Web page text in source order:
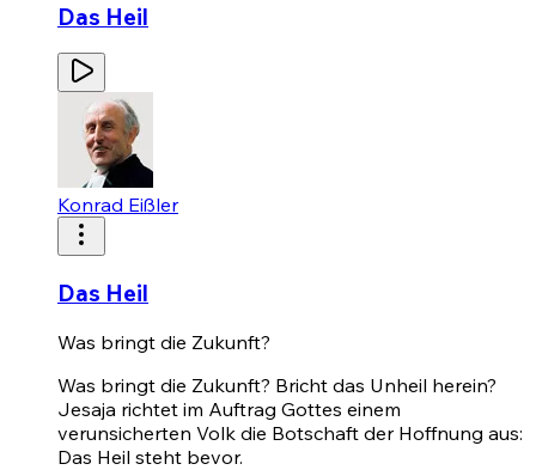
Das Heil
Konrad Eißler
Das Heil
Was bringt die Zukunft?
Was bringt die Zukunft? Bricht das Unheil herein?
Jesaja richtet im Auftrag Gottes einem
verunsicherten Volk die Botschaft der Hoffnung aus:
Das Heil steht bevor.